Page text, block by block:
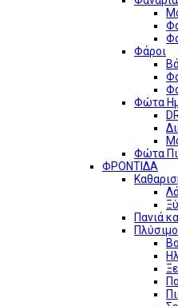
Φάροι
Φώτα
Φώτα
ΦΡΟΝΤΙΔΑ
Πανιά
Πλύσιμο